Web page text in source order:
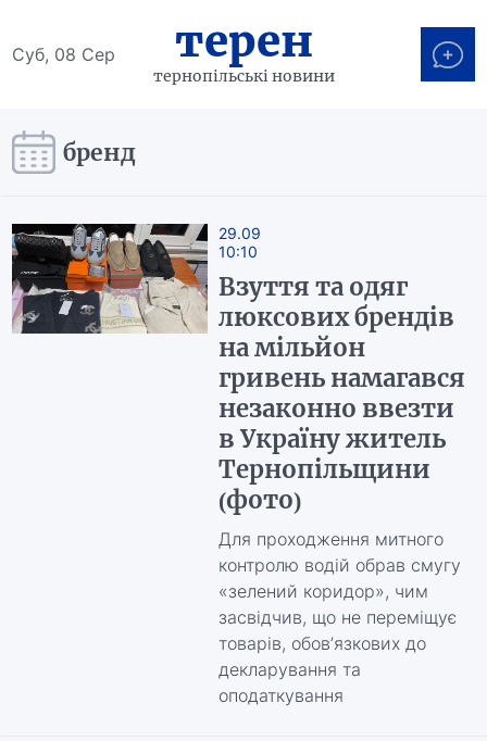
Суб, 08 Сер терен
тернопільські новини
бренд
29.09
10:10
Взуття та одяг
люксових брендів
на мільйон
гривень намагався
незаконно ввезти
в Україну житель
Тернопільщини
(фото)
Для проходження митного
контролю водій обрав смугу
«зелений коридор», чим
засвідчив, що не переміщує
товарів, обовʼязкових до
декларування та
оподаткування